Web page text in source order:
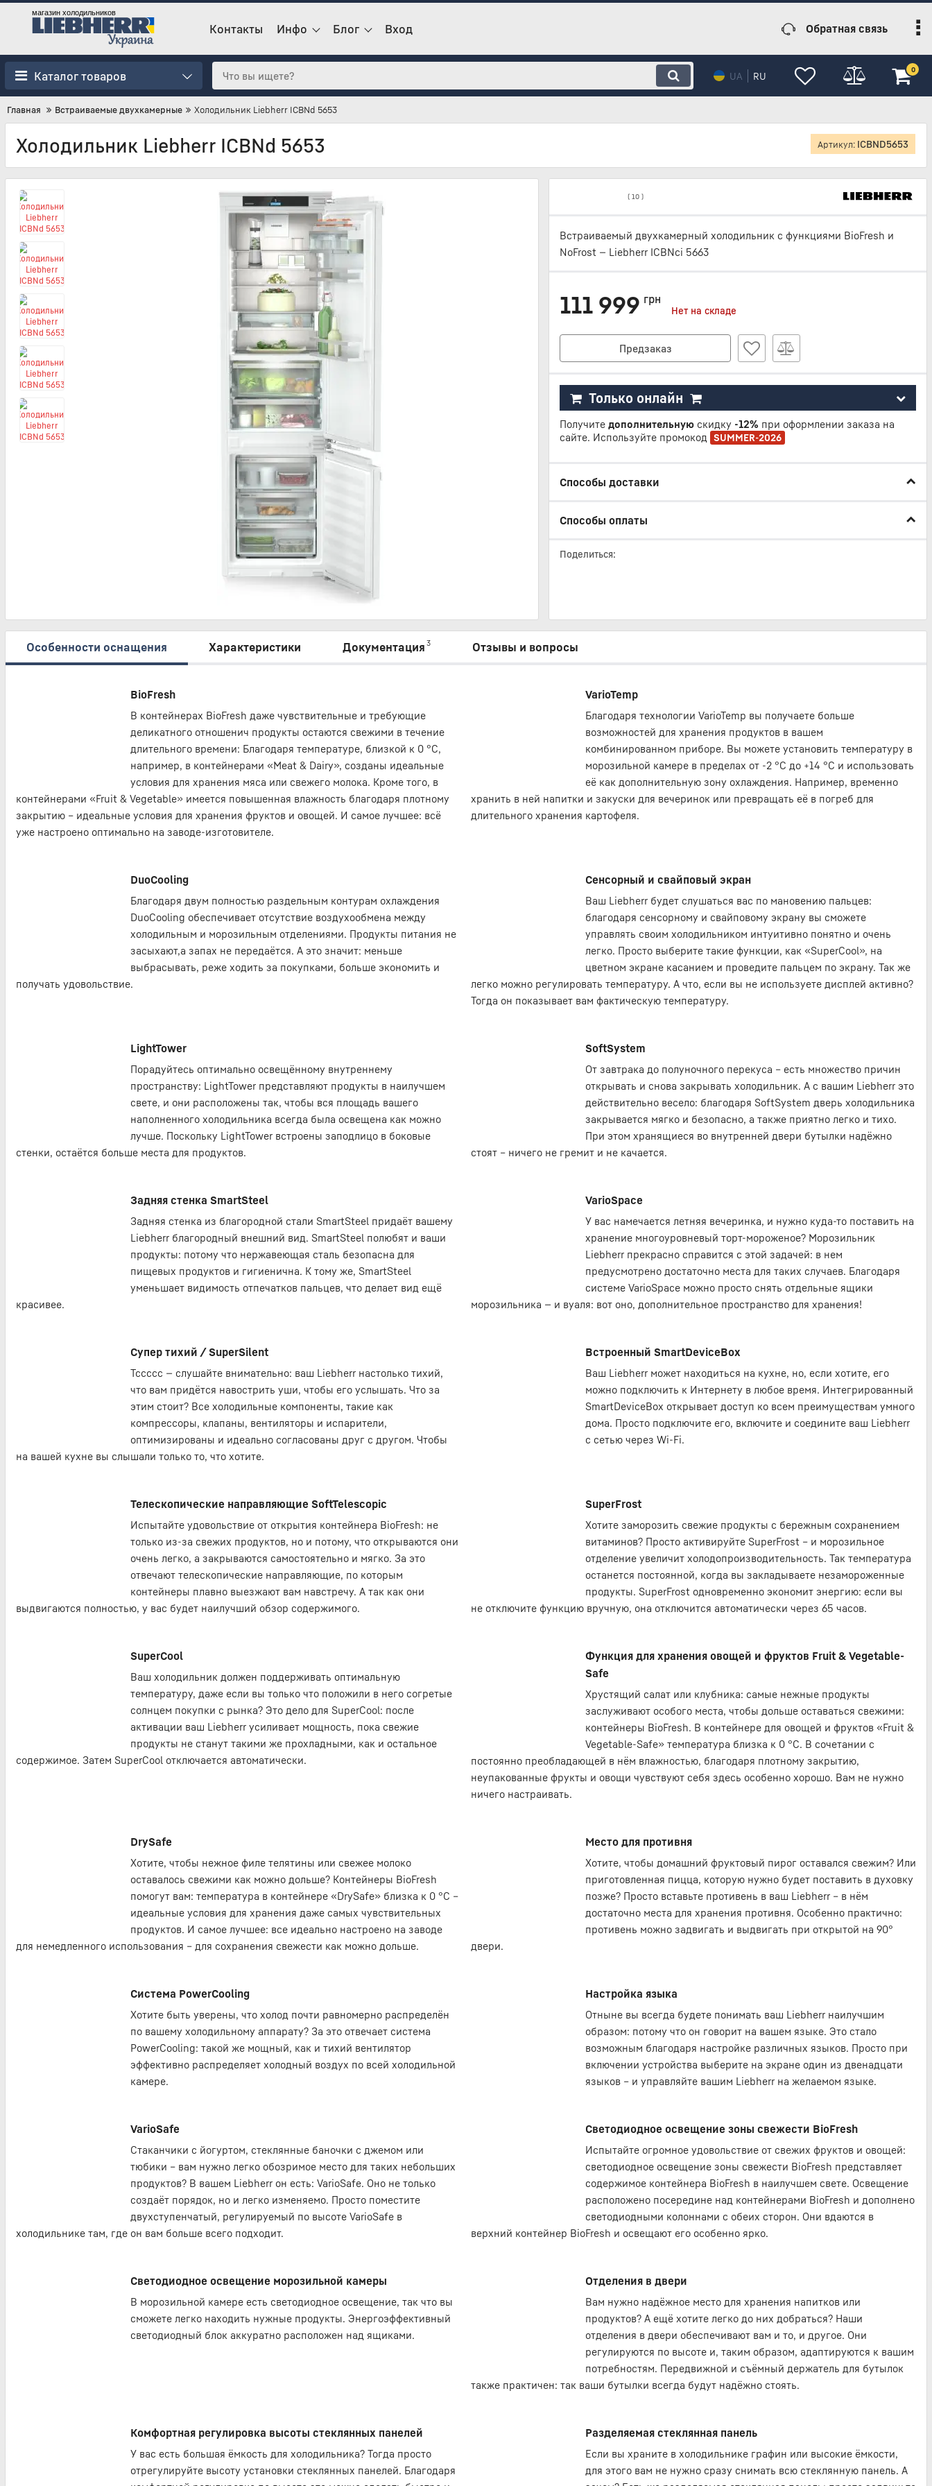
магазин холодильников
Контакты Инфо Блог Вход Обратная связь
Каталог товаров RU
UA
0
Главная Встраиваемые двухкамерные Холодильник Liebherr ICBNd 5653
Холодильник Liebherr ICBNd 5653 Артикул: ICBND5653
( 10 )
Встраиваемый двухкамерный холодильник с функциями BioFresh и
NoFrost — Liebherr ICBNci 5663
111 999 грн
Нет на складе
Предзаказ
Только онлайн
Получите дополнительную скидку -12% при оформлении заказа на
сайте. Используйте промокод SUMMER-2026
Способы доставки
Способы оплаты
Поделиться:
Особенности оснащения Характеристики Документация 3 Отзывы и вопросы
BioFresh
В контейнерах BioFresh даже чувствительные и требующие
деликатного отношенич продукты остаются свежими в течение
длительного времени: Благодаря температуре, близкой к 0 °C,
например, в контейнерами «Meat & Dairy», созданы идеальные
условия для хранения мяса или свежего молока. Кроме того, в
контейнерами «Fruit & Vegetable» имеется повышенная влажность благодаря плотному
закрытию – идеальные условия для хранения фруктов и овощей. И самое лучшее: всё
уже настроено оптимально на заводе-изготовителе.
VarioTemp
Благодаря технологии VarioTemp вы получаете больше
возможностей для хранения продуктов в вашем
комбинированном приборе. Вы можете установить температуру в
морозильной камере в пределах от -2 °C до +14 °C и использовать
её как дополнительную зону охлаждения. Например, временно
хранить в ней напитки и закуски для вечеринок или превращать её в погреб для
длительного хранения картофеля.
DuoCooling
Благодаря двум полностью раздельным контурам охлаждения
DuoCooling обеспечивает отсутствие воздухообмена между
холодильным и морозильным отделениями. Продукты питания не
засыхают,а запах не передаётся. А это значит: меньше
выбрасывать, реже ходить за покупками, больше экономить и
получать удовольствие.
Сенсорный и свайповый экран
Ваш Liebherr будет слушаться вас по мановению пальцев:
благодаря сенсорному и свайповому экрану вы сможете
управлять своим холодильником интуитивно понятно и очень
легко. Просто выберите такие функции, как «SuperCool», на
цветном экране касанием и проведите пальцем по экрану. Так же
легко можно регулировать температуру. А что, если вы не используете дисплей активно?
Тогда он показывает вам фактическую температуру.
LightTower
Порадуйтесь оптимально освещённому внутреннему
пространству: LightTower представляют продукты в наилучшем
свете, и они расположены так, чтобы вся площадь вашего
наполненного холодильника всегда была освещена как можно
лучше. Поскольку LightTower встроены заподлицо в боковые
стенки, остаётся больше места для продуктов.
SoftSystem
От завтрака до полуночного перекуса – есть множество причин
открывать и снова закрывать холодильник. А с вашим Liebherr это
действительно весело: благодаря SoftSystem дверь холодильника
закрывается мягко и безопасно, а также приятно легко и тихо.
При этом хранящиеся во внутренней двери бутылки надёжно
стоят – ничего не гремит и не качается.
Задняя стенка SmartSteel
Задняя стенка из благородной стали SmartSteel придаёт вашему
Liebherr благородный внешний вид. SmartSteel полюбят и ваши
продукты: потому что нержавеющая сталь безопасна для
пищевых продуктов и гигиенична. К тому же, SmartSteel
уменьшает видимость отпечатков пальцев, что делает вид ещё
красивее.
VarioSpace
У вас намечается летняя вечеринка, и нужно куда-то поставить на
хранение многоуровневый торт-мороженое? Морозильник
Liebherr прекрасно справится с этой задачей: в нем
предусмотрено достаточно места для таких случаев. Благодаря
системе VarioSpace можно просто снять отдельные ящики
морозильника — и вуаля: вот оно, дополнительное пространство для хранения!
Супер тихий / SuperSilent
Тссссс — слушайте внимательно: ваш Liebherr настолько тихий,
что вам придётся навострить уши, чтобы его услышать. Что за
этим стоит? Все холодильные компоненты, такие как
компрессоры, клапаны, вентиляторы и испарители,
оптимизированы и идеально согласованы друг с другом. Чтобы
на вашей кухне вы слышали только то, что хотите.
Встроенный SmartDeviceBox
Ваш Liebherr может находиться на кухне, но, если хотите, его
можно подключить к Интернету в любое время. Интегрированный
SmartDeviceBox открывает доступ ко всем преимуществам умного
дома. Просто подключите его, включите и соедините ваш Liebherr
с сетью через Wi-Fi.
Телескопические направляющие SoftTelescopic
Испытайте удовольствие от открытия контейнера BioFresh: не
только из-за свежих продуктов, но и потому, что открываются они
очень легко, а закрываются самостоятельно и мягко. За это
отвечают телескопические направляющие, по которым
контейнеры плавно выезжают вам навстречу. А так как они
выдвигаются полностью, у вас будет наилучший обзор содержимого.
SuperFrost
Хотите заморозить свежие продукты с бережным сохранением
витаминов? Просто активируйте SuperFrost – и морозильное
отделение увеличит холодопроизводительность. Так температура
останется постоянной, когда вы закладываете незамороженные
продукты. SuperFrost одновременно экономит энергию: если вы
не отключите функцию вручную, она отключится автоматически через 65 часов.
SuperCool
Ваш холодильник должен поддерживать оптимальную
температуру, даже если вы только что положили в него согретые
солнцем покупки с рынка? Это дело для SuperCool: после
активации ваш Liebherr усиливает мощность, пока свежие
продукты не станут такими же прохладными, как и остальное
содержимое. Затем SuperCool отключается автоматически.
Функция для хранения овощей и фруктов Fruit & Vegetable-
Safe
Хрустящий салат или клубника: самые нежные продукты
заслуживают особого места, чтобы дольше оставаться свежими:
контейнеры BioFresh. В контейнере для овощей и фруктов «Fruit &
Vegetable-Safe» температура близка к 0 °C. В сочетании с
постоянно преобладающей в нём влажностью, благодаря плотному закрытию,
неупакованные фрукты и овощи чувствуют себя здесь особенно хорошо. Вам не нужно
ничего настраивать.
DrySafe
Хотите, чтобы нежное филе телятины или свежее молоко
оставалось свежими как можно дольше? Контейнеры BioFresh
помогут вам: температура в контейнере «DrySafe» близка к 0 °C –
идеальные условия для хранения даже самых чувствительных
продуктов. И самое лучшее: все идеально настроено на заводе
для немедленного использования – для сохранения свежести как можно дольше.
Место для противня
Хотите, чтобы домашний фруктовый пирог оставался свежим? Или
приготовленная пицца, которую нужно будет поставить в духовку
позже? Просто вставьте противень в ваш Liebherr – в нём
достаточно места для хранения противня. Особенно практично:
противень можно задвигать и выдвигать при открытой на 90°
двери.
Система PowerCooling
Хотите быть уверены, что холод почти равномерно распределён
по вашему холодильному аппарату? За это отвечает система
PowerCooling: такой же мощный, как и тихий вентилятор
эффективно распределяет холодный воздух по всей холодильной
камере.
Настройка языка
Отныне вы всегда будете понимать ваш Liebherr наилучшим
образом: потому что он говорит на вашем языке. Это стало
возможным благодаря настройке различных языков. Просто при
включении устройства выберите на экране один из двенадцати
языков – и управляйте вашим Liebherr на желаемом языке.
VarioSafe
Стаканчики с йогуртом, стеклянные баночки с джемом или
тюбики – вам нужно легко обозримое место для таких небольших
продуктов? В вашем Liebherr он есть: VarioSafe. Оно не только
создаёт порядок, но и легко изменяемо. Просто поместите
двухступенчатый, регулируемый по высоте VarioSafe в
холодильнике там, где он вам больше всего подходит.
Светодиодное освещение зоны свежести BioFresh
Испытайте огромное удовольствие от свежих фруктов и овощей:
светодиодное освещение зоны свежести BioFresh представляет
содержимое контейнера BioFresh в наилучшем свете. Освещение
расположено посередине над контейнерами BioFresh и дополнено
светодиодными колоннами с обеих сторон. Они вдаются в
верхний контейнер BioFresh и освещают его особенно ярко.
Светодиодное освещение морозильной камеры
В морозильной камере есть светодиодное освещение, так что вы
сможете легко находить нужные продукты. Энергоэффективный
светодиодный блок аккуратно расположен над ящиками.
Отделения в двери
Вам нужно надёжное место для хранения напитков или
продуктов? А ещё хотите легко до них добраться? Наши
отделения в двери обеспечивают вам и то, и другое. Они
регулируются по высоте и, таким образом, адаптируются к вашим
потребностям. Передвижной и съёмный держатель для бутылок
также практичен: так ваши бутылки всегда будут надёжно стоять.
Комфортная регулировка высоты стеклянных панелей
У вас есть большая ёмкость для холодильника? Тогда просто
отрегулируйте высоту установки стеклянных панелей. Благодаря
Разделяемая стеклянная панель
Если вы храните в холодильнике графин или высокие ёмкости,
для этого вам не нужно сразу снимать всю стеклянную панель. А